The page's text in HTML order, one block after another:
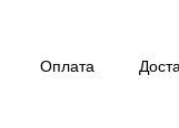
Оплата